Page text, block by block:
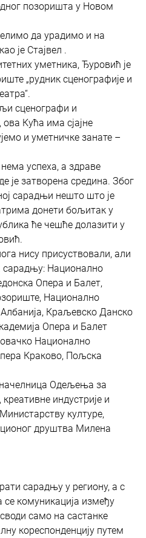
позоришта у Новом
да урадимо и на
је Стајвел .
уметника, Ђуровић је
„рудник сценографије и
сценографи и
Кућа има сјајне
и уметничке занате –
успеха, а здраве
је затворена средина. Због
сарадњи нешто што је
донети бољитак у
ће чешће долазити у
нису присуствовали, али
сарадњу: Национално
Опера и Балет,
Национално
Краљевско Данско
Опера и Балет
Национално
Краково, Пољска
начелница Одељења за
индустрије и
културе,
друштва Милена
сарадњу у региону, а с
се комуникација између
само на састанке
кореспонденцију путем